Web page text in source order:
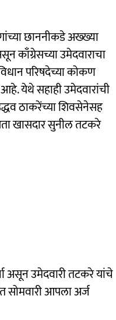
छाननीकडे अख्ख्या
काँग्रेसच्या उमेदवाराचा
परिषदेच्या कोकण
येथे सहाही उमेदवारांची
ठाकरेंच्या शिवसेनेसह
खासदार सुनील तटकरे
असून उमेदवारी तटकरे यांचे
सोमवारी आपला अर्ज